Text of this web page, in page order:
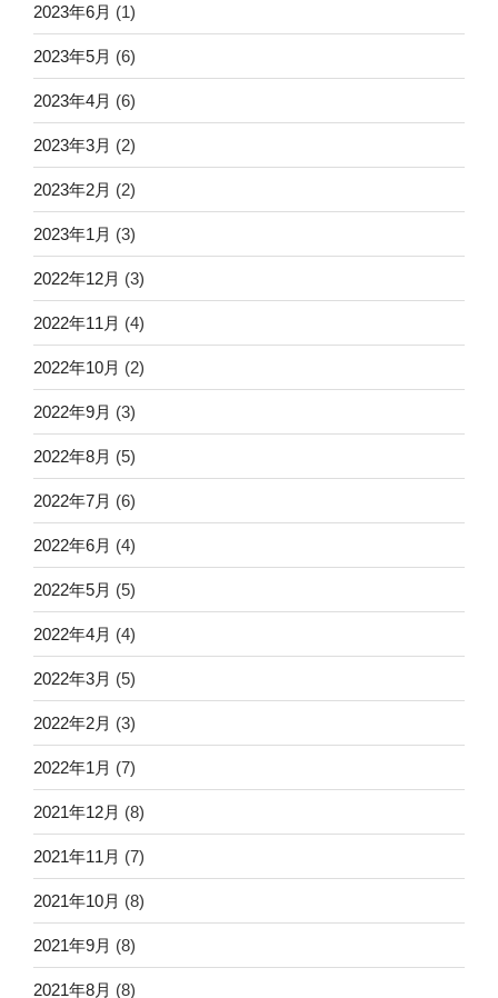
2023年6月 (1)
2023年5月 (6)
2023年4月 (6)
2023年3月 (2)
2023年2月 (2)
2023年1月 (3)
2022年12月 (3)
2022年11月 (4)
2022年10月 (2)
2022年9月 (3)
2022年8月 (5)
2022年7月 (6)
2022年6月 (4)
2022年5月 (5)
2022年4月 (4)
2022年3月 (5)
2022年2月 (3)
2022年1月 (7)
2021年12月 (8)
2021年11月 (7)
2021年10月 (8)
2021年9月 (8)
2021年8月 (8)